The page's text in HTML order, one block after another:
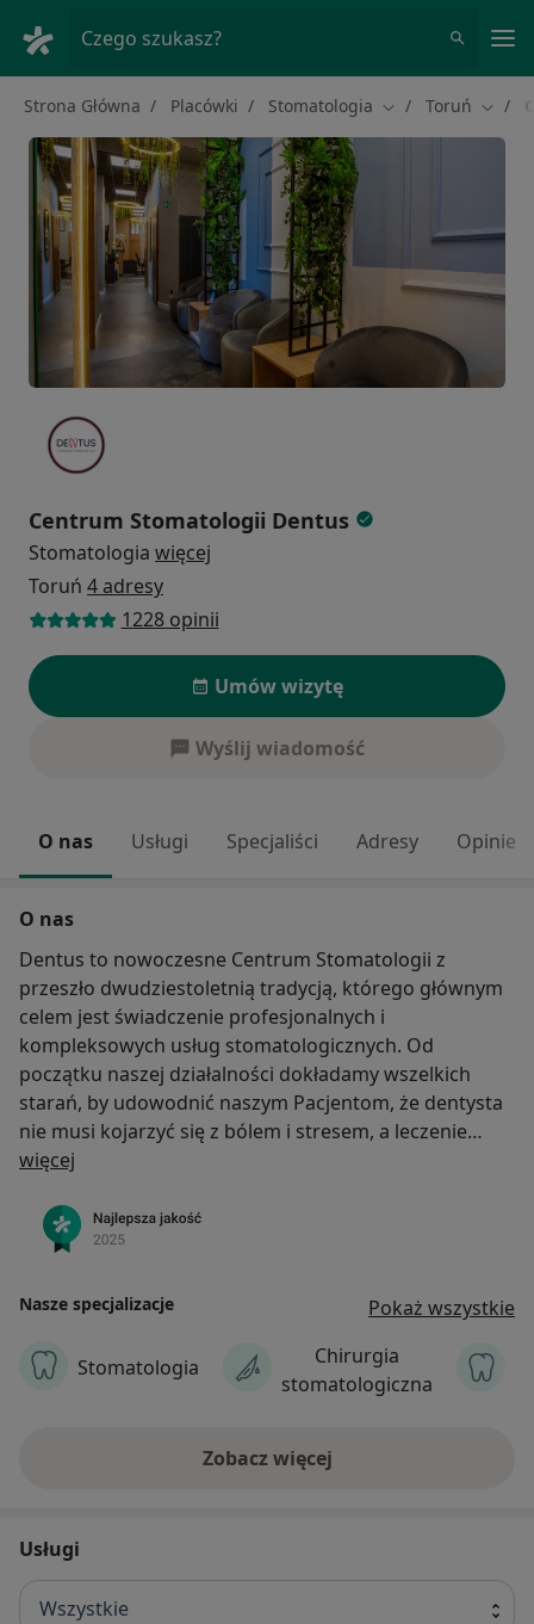
Czego szukasz?
Strona Główna Placówki Stomatologia Zmień miasto
Toruń
Centrum Stomatologii Dentus
Stomatologia więcej
Toruń 4 adresy
1228 opinii
Umów wizytę
Wyślij wiadomość
O nas Usługi Specjaliści Adresy Opinie
O nas
Dentus to nowoczesne Centrum Stomatologii z
przeszło dwudziestoletnią tradycją, którego głównym
celem jest świadczenie profesjonalnych i
kompleksowych usług stomatologicznych. Od
początku naszej działalności dokładamy wszelkich
starań, by udowodnić naszym Pacjentom, że dentysta
nie musi kojarzyć się z bólem i stresem, a leczenie
może odbywać się przy zachowaniu pełnego komfortu
znakomitych i doświadczonych lekarzy, nieustająco
doskonalących swoje umiejętności .
więcej
Nasze specjalizacje Pokaż wszystkie
Stomatologia
Chirurgia
stomatologiczna
Zobacz więcej
Usługi
Wszystkie